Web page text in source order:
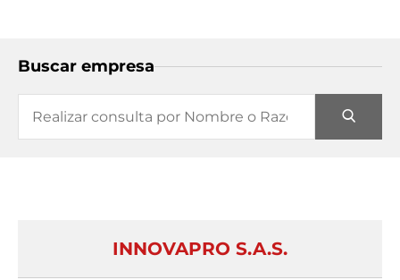
Buscar empresa
INNOVAPRO S.A.S.